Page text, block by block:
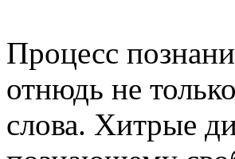
Процесс
отнюдь не
слова. Хитрые